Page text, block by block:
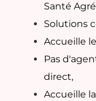
Santé
Solutions
Accueille
Pas
direct,
Accueille